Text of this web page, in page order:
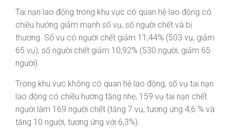
Tai nạn lao động trong khu vực có quan hệ lao động có
chiều hướng giảm mạnh số vụ, số người chết và bị
thương. Số vụ có người chết giảm 11,44% (503 vụ, giảm
65 vụ), số người chết giảm 10,92% (530 người, giảm 65
người).
Trong khu vực không có quan hệ lao động, số vụ tai nạn
lao động có chiều hướng tăng nhẹ, 159 vụ tai nạn chết
người làm 169 người chết (tăng 7 vụ, tương ứng 4,6 % và
tăng 10 người, tương ứng với 6,3%).